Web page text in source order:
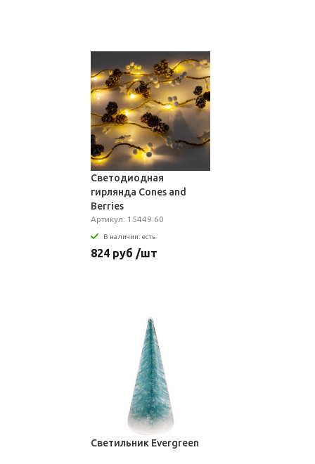
Светодиодная
гирлянда Cones and
Berries
Артикул: 15449.60
В наличии: есть
824 руб /шт
Светильник Evergreen